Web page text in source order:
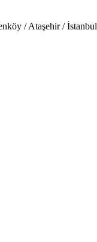
/ Ataşehir / İstanbul